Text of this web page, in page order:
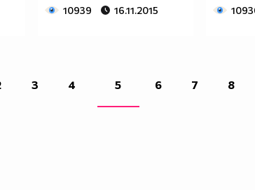
10939 16.11.2015
3 4 5 6 7 8